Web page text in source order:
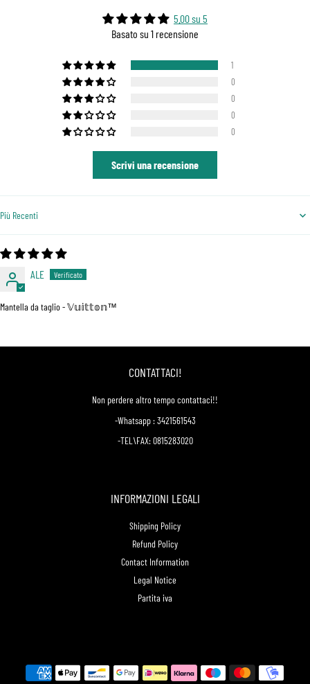
5.00 su 5
Basato su 1 recensione
1
0
0
0
0
Scrivi una recensione
Sort by
ALE
Mantella da taglio - 𝕍𝕦𝕚𝕥𝕥𝕠𝕟™
CONTATTACI!
Non perdere altro tempo contattaci!!
-Whatsapp : 3421561543
-TEL\FAX: 0815283020
INFORMAZIONI LEGALI
Shipping Policy
Refund Policy
Contact Information
Legal Notice
Partita iva